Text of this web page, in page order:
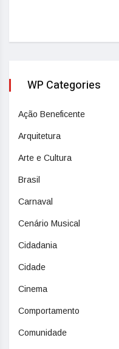
WP Categories
Ação Beneficente
Arquitetura
Arte e Cultura
Brasil
Carnaval
Cenário Musical
Cidadania
Cidade
Cinema
Comportamento
Comunidade